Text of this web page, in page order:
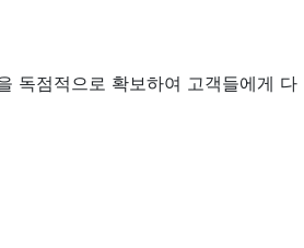
독점적으로 확보하여 고객들에게 다